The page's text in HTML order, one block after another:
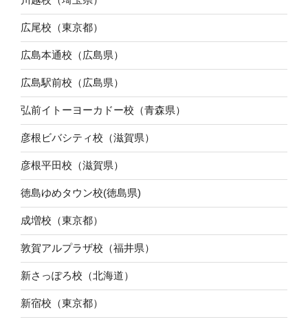
広尾校（東京都）
広島本通校（広島県）
広島駅前校（広島県）
弘前イトーヨーカドー校（青森県）
彦根ビバシティ校（滋賀県）
彦根平田校（滋賀県）
徳島ゆめタウン校(徳島県)
成増校（東京都）
敦賀アルプラザ校（福井県）
新さっぽろ校（北海道）
新宿校（東京都）